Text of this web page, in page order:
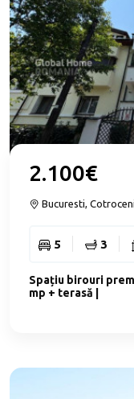
2.100€
Bucuresti, Cotroceni
5 3
Spațiu birouri
mp + terasă |